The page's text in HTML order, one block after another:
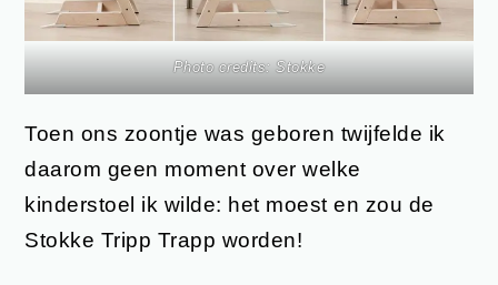
Photo credits:Stokke
Toen ons zoontje was geboren twijfelde ik
daarom geen moment over welke
kinderstoel ik wilde: het moest en zou de
Stokke Tripp Trapp worden!